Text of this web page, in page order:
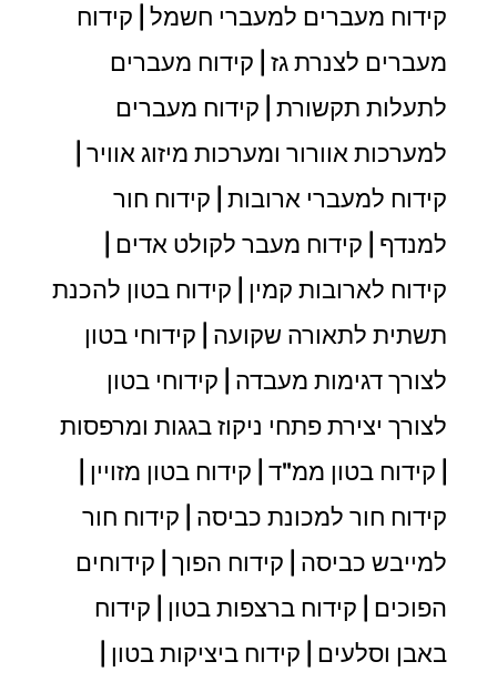
קידוח מעברים למעברי חשמל | קידוח
מעברים לצנרת גז | קידוח מעברים
לתעלות תקשורת | קידוח מעברים
למערכות אוורור ומערכות מיזוג אוויר |
קידוח למעברי ארובות | קידוח חור
למנדף | קידוח מעבר לקולט אדים |
קידוח לארובות קמין | קידוח בטון להכנת
תשתית לתאורה שקועה | קידוחי בטון
לצורך דגימות מעבדה | קידוחי בטון
לצורך יצירת פתחי ניקוז בגגות ומרפסות
| קידוח בטון ממ"ד | קידוח בטון מזויין |
קידוח חור למכונת כביסה | קידוח חור
למייבש כביסה | קידוח הפוך | קידוחים
הפוכים | קידוח ברצפות בטון | קידוח
באבן וסלעים | קידוח ביציקות בטון |